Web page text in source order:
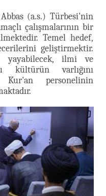
(a.s.) Türbesi'nin
çalışmalarının bir
Temel hedef,
geliştirmektir.
yayabilecek, ilmi ve
kültürün varlığını
Kur'an personelinin